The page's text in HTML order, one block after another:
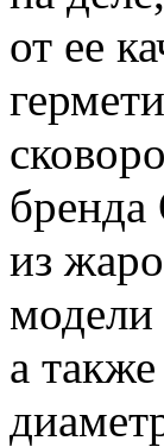
от ее
из
модели
а